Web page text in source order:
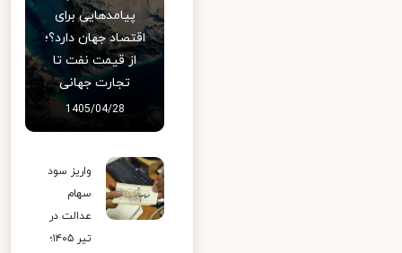
پیامدهایی برای
اقتصاد جهان دارد؟؛
از قیمت نفت تا
تجارت جهانی
1405/04/28
واریز سود
سهام
عدالت در
تیر ۱۴۰۵؛